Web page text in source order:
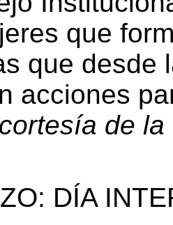
que
que desde
acciones
de
DÍA